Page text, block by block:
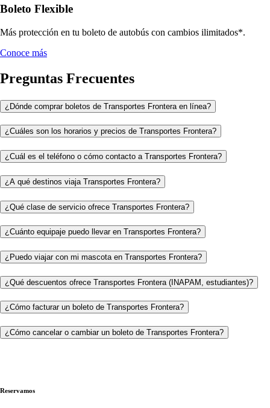
Boleto Flexible
Más protección en tu boleto de autobús con cambios ilimitados*.
Conoce más
Preguntas Frecuentes
¿Dónde comprar boletos de Transportes Frontera en línea?
¿Cuáles son los horarios y precios de Transportes Frontera?
¿Cuál es el teléfono o cómo contacto a Transportes Frontera?
¿A qué destinos viaja Transportes Frontera?
¿Qué clase de servicio ofrece Transportes Frontera?
¿Cuánto equipaje puedo llevar en Transportes Frontera?
¿Puedo viajar con mi mascota en Transportes Frontera?
¿Qué descuentos ofrece Transportes Frontera (INAPAM, estudiantes)?
¿Cómo facturar un boleto de Transportes Frontera?
¿Cómo cancelar o cambiar un boleto de Transportes Frontera?
Reservamos